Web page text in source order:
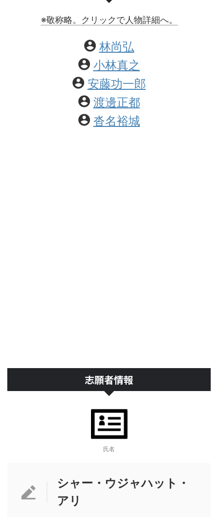
※敬称略。クリックで人物詳細へ。
林尚弘
小林真之
安藤功一郎
渡邊正都
沓名裕城
志願者情報
氏名
シャー・ウジャハット・
アリ